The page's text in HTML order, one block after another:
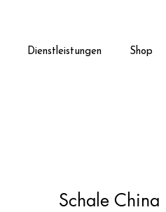
Dienstleistungen Shop
Schale China